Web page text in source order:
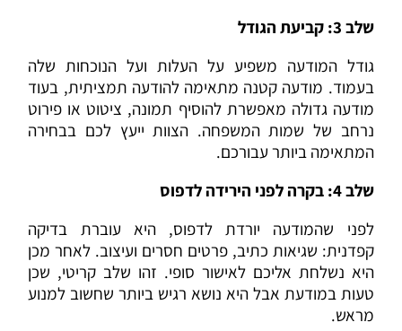
שלב 3: קביעת הגודל
גודל המודעה משפיע על העלות ועל הנוכחות שלה
בעמוד. מודעה קטנה מתאימה להודעה תמציתית, בעוד
מודעה גדולה מאפשרת להוסיף תמונה, ציטוט או פירוט
נרחב של שמות המשפחה. הצוות ייעץ לכם בבחירה
המתאימה ביותר עבורכם.
שלב 4: בקרה לפני הירידה לדפוס
לפני שהמודעה יורדת לדפוס, היא עוברת בדיקה
קפדנית: שגיאות כתיב, פרטים חסרים ועיצוב. לאחר מכן
היא נשלחת אליכם לאישור סופי. זהו שלב קריטי, שכן
טעות במודעת אבל היא נושא רגיש ביותר שחשוב למנוע
מראש.